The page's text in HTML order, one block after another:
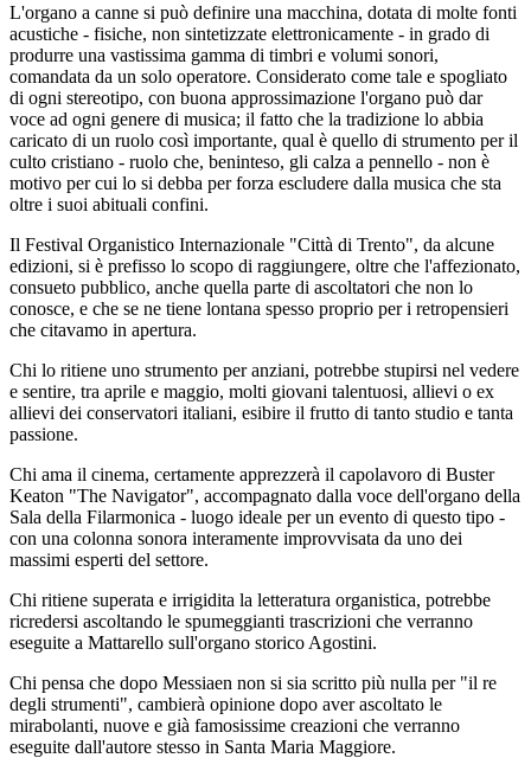
L'organo a canne si può definire una macchina, dotata di molte fonti
acustiche - fisiche, non sintetizzate elettronicamente - in grado di
produrre una vastissima gamma di timbri e volumi sonori,
comandata da un solo operatore. Considerato come tale e spogliato
di ogni stereotipo, con buona approssimazione l'organo può dar
voce ad ogni genere di musica; il fatto che la tradizione lo abbia
caricato di un ruolo così importante, qual è quello di strumento per il
culto cristiano - ruolo che, beninteso, gli calza a pennello - non è
motivo per cui lo si debba per forza escludere dalla musica che sta
oltre i suoi abituali confini.
Il Festival Organistico Internazionale "Città di Trento", da alcune
edizioni, si è prefisso lo scopo di raggiungere, oltre che l'affezionato,
consueto pubblico, anche quella parte di ascoltatori che non lo
conosce, e che se ne tiene lontana spesso proprio per i retropensieri
che citavamo in apertura.
Chi lo ritiene uno strumento per anziani, potrebbe stupirsi nel vedere
e sentire, tra aprile e maggio, molti giovani talentuosi, allievi o ex
allievi dei conservatori italiani, esibire il frutto di tanto studio e tanta
passione.
Chi ama il cinema, certamente apprezzerà il capolavoro di Buster
Keaton "The Navigator", accompagnato dalla voce dell'organo della
Sala della Filarmonica - luogo ideale per un evento di questo tipo -
con una colonna sonora interamente improvvisata da uno dei
massimi esperti del settore.
Chi ritiene superata e irrigidita la letteratura organistica, potrebbe
ricredersi ascoltando le spumeggianti trascrizioni che verranno
eseguite a Mattarello sull'organo storico Agostini.
Chi pensa che dopo Messiaen non si sia scritto più nulla per "il re
degli strumenti", cambierà opinione dopo aver ascoltato le
mirabolanti, nuove e già famosissime creazioni che verranno
eseguite dall'autore stesso in Santa Maria Maggiore.